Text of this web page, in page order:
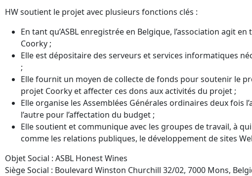
HW soutient le projet avec plusieurs fonctions clés :
En tant qu’ASBL enregistrée en Belgique, l’association agit
Coorky ;
Elle est dépositaire des serveurs et services informatiques
;
Elle fournit un moyen de collecte de fonds pour soutenir le
projet Coorky et affecter ces dons aux activités du projet ;
Elle organise les Assemblées Générales ordinaires deux fois
l’autre pour l’affectation du budget ;
Elle soutient et communique avec les groupes de travail, à
comme les relations publiques, le développement de sites
Objet Social : ASBL Honest Wines
Siège Social : Boulevard Winston Churchill 32/02, 7000 Mons,